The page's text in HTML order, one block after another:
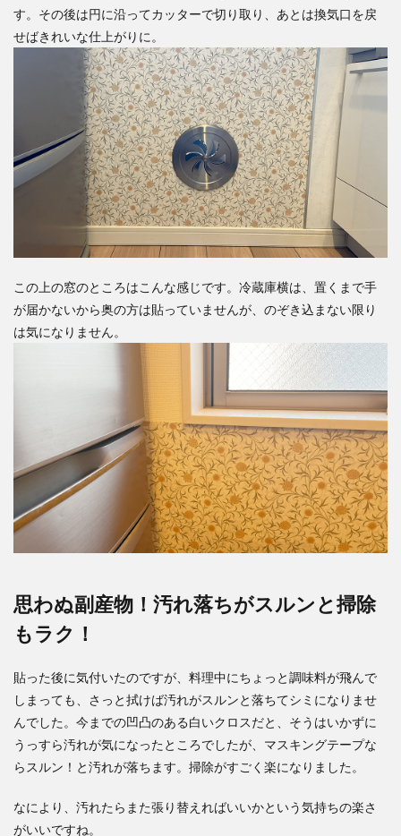
す。その後は円に沿ってカッターで切り取り、あとは換気口を戻
せばきれいな仕上がりに。
この上の窓のところはこんな感じです。冷蔵庫横は、置くまで手
が届かないから奥の方は貼っていませんが、のぞき込まない限り
は気になりません。
思わぬ副産物！汚れ落ちがスルンと掃除
もラク！
貼った後に気付いたのですが、料理中にちょっと調味料が飛んで
しまっても、さっと拭けば汚れがスルンと落ちてシミになりませ
んでした。今までの凹凸のある白いクロスだと、そうはいかずに
うっすら汚れが気になったところでしたが、マスキングテープな
らスルン！と汚れが落ちます。掃除がすごく楽になりました。
なにより、汚れたらまた張り替えればいいかという気持ちの楽さ
がいいですね。